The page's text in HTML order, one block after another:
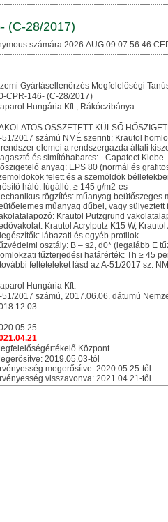
(C-28/2017)
számára 2026.AUG.09 07:56:46
Gyártásellenőrzés Megfelelőségi
CPR-146- (C-28/2017)
Hungária Kft., Rákóczibánya
ÖSSZETETT KÜLSŐ
51/2017 számú NMÉ szerinti: Krautol
rendszer elemei a rendszergazda általi
és simítóhabarcs: - Capatect
anyag: EPS 80 (normál és
felett és a szemöldök
háló: lúgálló, ≥ 145 g/m2-es
rögzítés: műanyag
műanyag dűbel, vagy
Krautol Putzgrund
Krautol Acrylputz K15 W,
lábazati és egyéb profilok
osztály: B – s2, d0* (legalább E
tűzterjedési határérték: Th ≥ 45
feltételeket lásd az A-51/2017 sz.
Hungária Kft.
51/2017 számú, 2017.06.06. dátumú
Központ
2019.05.03-tól
megerősítve: 2020.05.25-től
visszavonva: 2021.04.21-től